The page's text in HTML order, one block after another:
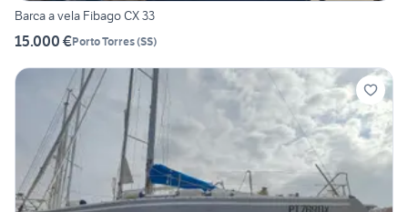
Barca a vela Fibago CX 33
15.000 €Porto Torres(SS)